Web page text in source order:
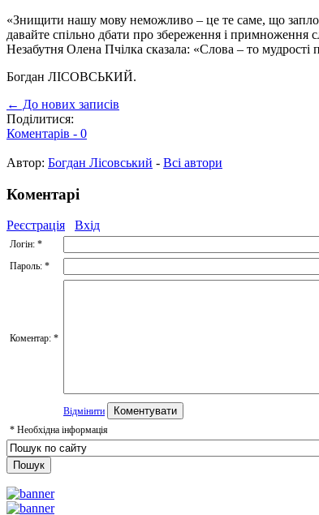
«Знищити нашу мову неможливо – це те саме, що
давайте спільно дбати про збереження і примноження
Незабутня Олена Пчілка сказала: «Слова – то
Богдан ЛІСОВСЬКИЙ.
← До нових записів
Поділитися:
Коментарів - 0
Автор: Богдан Лісовський - Всі автори
Коментарі
Реєстрація Вхід
Логін: *
Пароль: *
Коментар: *
Відмінити
* Необхідна інформація